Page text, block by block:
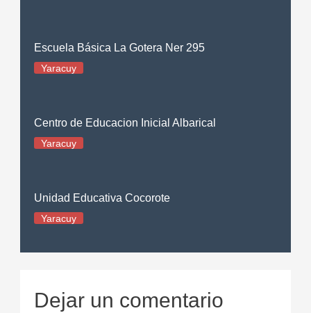
Escuela Básica La Gotera Ner 295
Yaracuy
Centro de Educacion Inicial Albarical
Yaracuy
Unidad Educativa Cocorote
Yaracuy
Dejar un comentario